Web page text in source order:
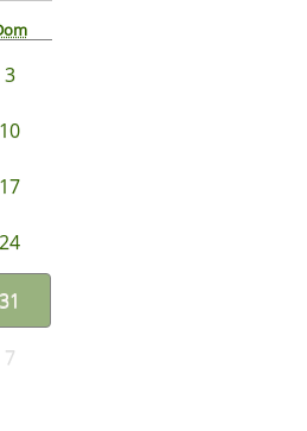
3
10
17
24
31
7